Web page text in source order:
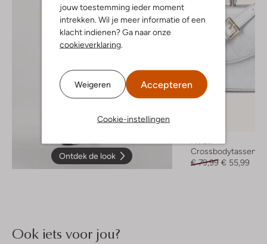
jouw toestemming ieder moment
intrekken. Wil je meer informatie of een
klacht indienen? Ga naar onze
cookieverklaring.
Weigeren Accepteren
Cookie-instellingen
Ontdek de look
Crossbodytassen
€ 79,99 € 55,99
Ook iets voor jou?